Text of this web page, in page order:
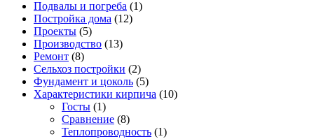
Подвалы и погреба (1)
Постройка дома (12)
Проекты (5)
Производство (13)
Ремонт (8)
Сельхоз постройки (2)
Фундамент и цоколь (5)
Характеристики кирпича (10)
Госты (1)
Сравнение (8)
Теплопроводность (1)